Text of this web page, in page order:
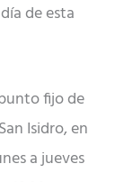
de esta
fijo de
Isidro, en
a jueves